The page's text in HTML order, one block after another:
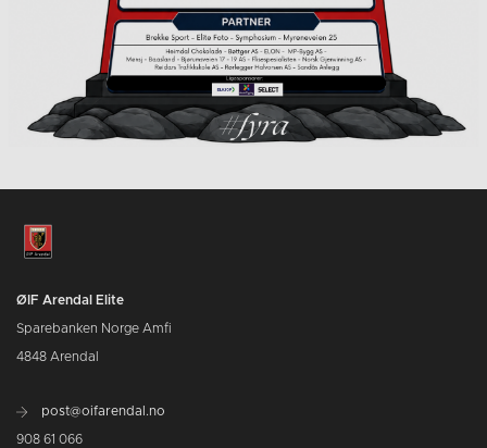
ØIF Arendal Elite
Sparebanken Norge Amfi
4848 Arendal
post@oifarendal.no
908 61 066